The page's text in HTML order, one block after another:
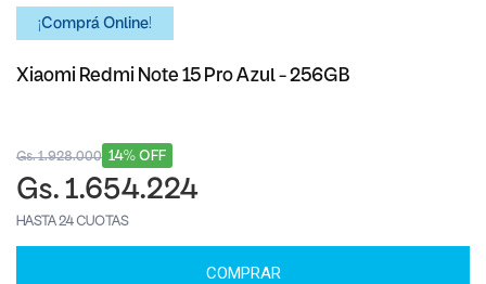
¡Comprá Online!
Xiaomi Redmi Note 15 Pro Azul - 256GB
14% OFF
Gs. 1.928.000
Gs. 1.654.224
HASTA 24 CUOTAS
COMPRAR